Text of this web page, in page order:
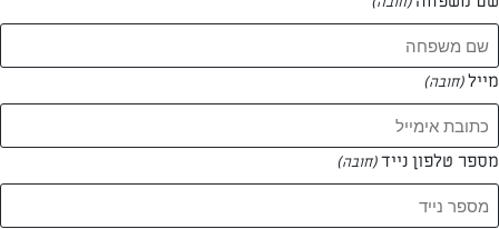
1 מתכונים
מייל(חובה)
מספר טלפון נייד(חובה)